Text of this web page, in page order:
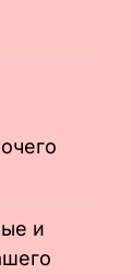
и